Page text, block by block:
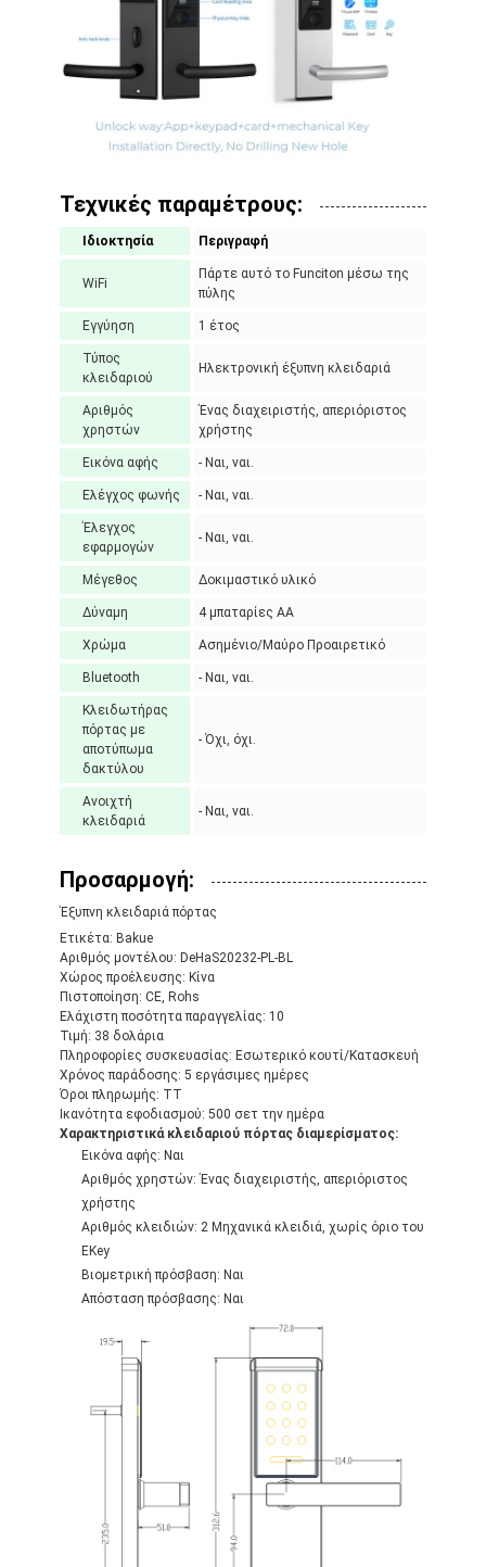
Τεχνικές παραμέτρους:
Ιδιοκτησία Περιγραφή
WiFi
Πάρτε αυτό το Funciton μέσω της
πύλης
Εγγύηση 1 έτος
Τύπος
κλειδαριού
Ηλεκτρονική έξυπνη κλειδαριά
Αριθμός
χρηστών
Ένας διαχειριστής, απεριόριστος
χρήστης
Εικόνα αφής - Ναι, ναι.
Ελέγχος φωνής - Ναι, ναι.
Έλεγχος
εφαρμογών
- Ναι, ναι.
Μέγεθος Δοκιμαστικό υλικό
Δύναμη 4 μπαταρίες AA
Χρώμα Ασημένιο/Μαύρο Προαιρετικό
Bluetooth - Ναι, ναι.
Κλειδωτήρας
πόρτας με
αποτύπωμα
δακτύλου
- Όχι, όχι.
Ανοιχτή
κλειδαριά
- Ναι, ναι.
Προσαρμογή:
Έξυπνη κλειδαριά πόρτας
Ετικέτα: Bakue
Αριθμός μοντέλου: DeHaS20232-PL-BL
Χώρος προέλευσης: Κίνα
Πιστοποίηση: CE, Rohs
Ελάχιστη ποσότητα παραγγελίας: 10
Τιμή: 38 δολάρια
Πληροφορίες συσκευασίας: Εσωτερικό κουτί/Κατασκευή
Χρόνος παράδοσης: 5 εργάσιμες ημέρες
Όροι πληρωμής: TT
Ικανότητα εφοδιασμού: 500 σετ την ημέρα
Χαρακτηριστικά κλειδαριού πόρτας διαμερίσματος:
Εικόνα αφής: Ναι
Αριθμός χρηστών: Ένας διαχειριστής, απεριόριστος
χρήστης
Αριθμός κλειδιών: 2 Μηχανικά κλειδιά, χωρίς όριο του
EKey
Βιομετρική πρόσβαση: Ναι
Απόσταση πρόσβασης: Ναι